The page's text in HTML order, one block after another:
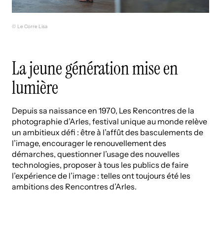
© Le Corre Lisa
La jeune génération mise en
lumière
Depuis sa naissance en 1970, Les Rencontres de la
photographie d’Arles, festival unique au monde relève
un ambitieux défi : être à l’affût des basculements de
l’image, encourager le renouvellement des
démarches, questionner l’usage des nouvelles
technologies, proposer à tous les publics de faire
l’expérience de l’image : telles ont toujours été les
ambitions des Rencontres d’Arles.